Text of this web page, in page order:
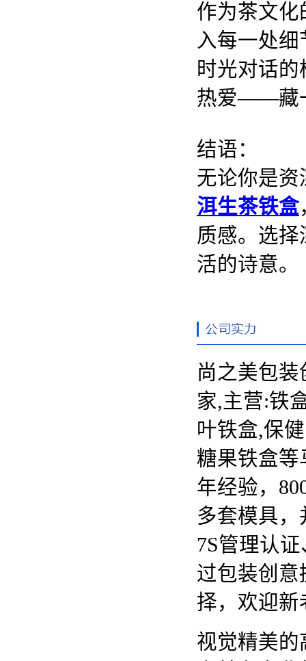
作为茶文化
入每一处
时光对话
热爱——藏
结语：
无论你是资
洱生茶铁盒
质感。选
活的诗意。
尚之美包
家,主营:铁
叶铁盒,保
糖果铁盒等
年经验，
多套模具，
7S管理认
过包装创意
择，欢迎
视觉精美的